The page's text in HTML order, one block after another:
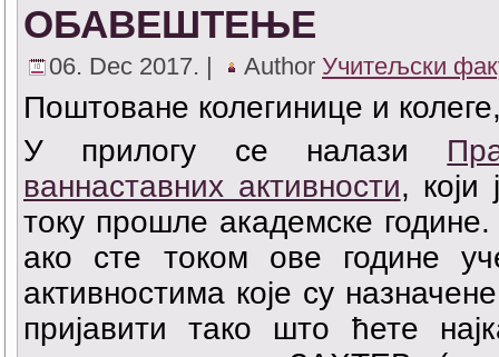
ОБАВЕШТЕЊЕ
06. Dec 2017. | Author Учитељски
Поштоване колегинице и
У прилогу се налази
ваннаставних активности, који
току прошле академске
ако сте током ове године
активностима које су
пријавити тако што ћете